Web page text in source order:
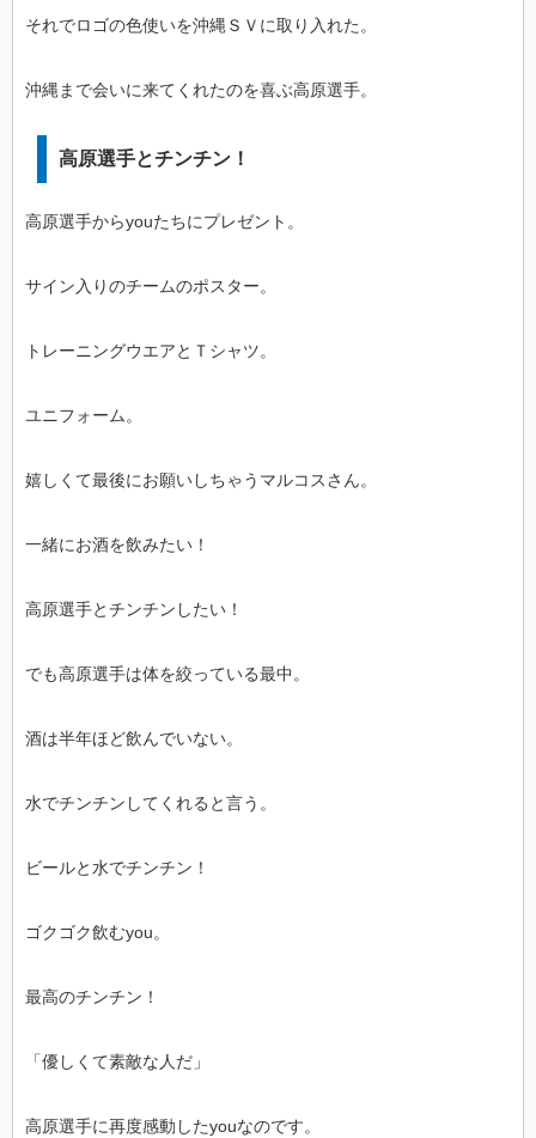
それでロゴの色使いを沖縄ＳＶに取り入れた。
沖縄まで会いに来てくれたのを喜ぶ高原選手。
高原選手とチンチン！
高原選手からyouたちにプレゼント。
サイン入りのチームのポスター。
トレーニングウエアとＴシャツ。
ユニフォーム。
嬉しくて最後にお願いしちゃうマルコスさん。
一緒にお酒を飲みたい！
高原選手とチンチンしたい！
でも高原選手は体を絞っている最中。
酒は半年ほど飲んでいない。
水でチンチンしてくれると言う。
ビールと水でチンチン！
ゴクゴク飲むyou。
最高のチンチン！
「優しくて素敵な人だ」
高原選手に再度感動したyouなのです。